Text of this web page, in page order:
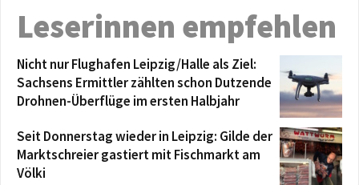
Leserinnen empfehlen
Nicht nur Flughafen Leipzig/Halle als Ziel:
Sachsens Ermittler zählten schon Dutzende
Drohnen-Überflüge im ersten Halbjahr
Seit Donnerstag wieder in Leipzig: Gilde der
Marktschreier gastiert mit Fischmarkt am
Völki